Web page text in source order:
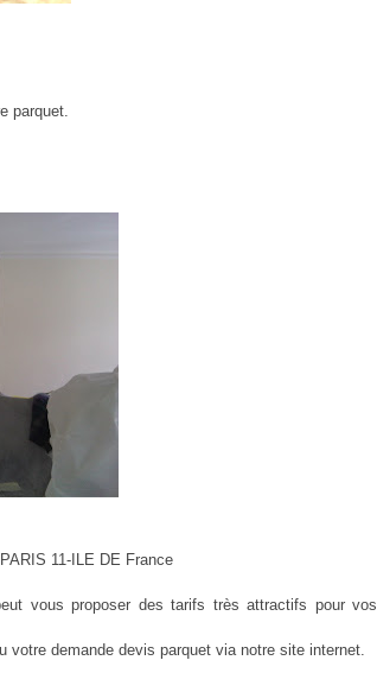
parquet.
11-ILE DE France
vous proposer des tarifs très attractifs pour vos
votre demande devis parquet via notre site internet.